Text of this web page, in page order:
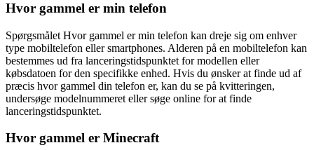
Hvor gammel er min telefon
Spørgsmålet Hvor gammel er min telefon kan dreje sig om enhver
type mobiltelefon eller smartphones. Alderen på en mobiltelefon kan
bestemmes ud fra lanceringstidspunktet for modellen eller
købsdatoen for den specifikke enhed. Hvis du ønsker at finde ud af
præcis hvor gammel din telefon er, kan du se på kvitteringen,
undersøge modelnummeret eller søge online for at finde
lanceringstidspunktet.
Hvor gammel er Minecraft